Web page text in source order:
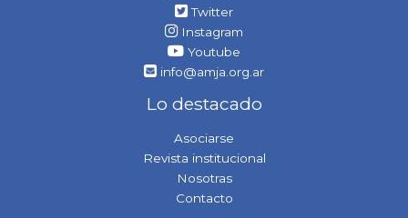
Twitter
Instagram
Youtube
info@amja.org.ar
Lo destacado
Asociarse
Revista institucional
Nosotras
Contacto